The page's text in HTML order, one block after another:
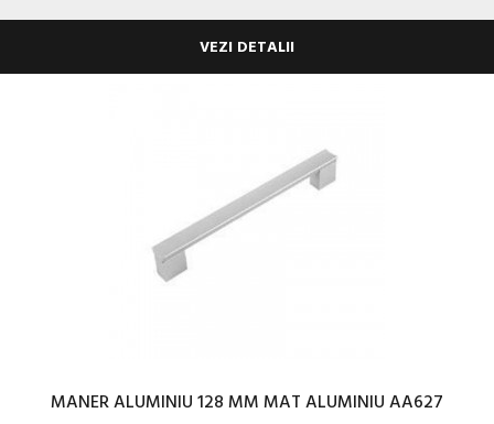
VEZI DETALII
MANER ALUMINIU 128 MM MAT ALUMINIU AA627